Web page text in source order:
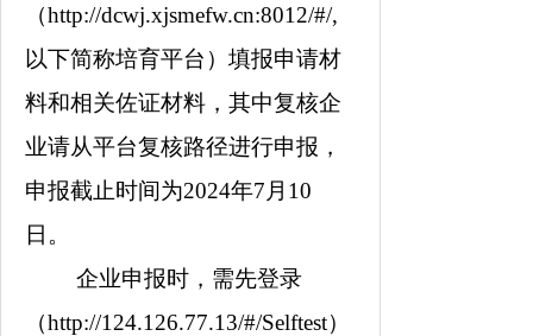
（http://dcwj.xjsmefw.cn:8012/#/,
以下简称培育平台）填报申请材
料和相关佐证材料，其中复核企
业请从平台复核路径进行申报，
申报截止时间为2024年7 月 10
日。
企业申报时，需先登录
（http://124.126.77.13/#/Selftest）